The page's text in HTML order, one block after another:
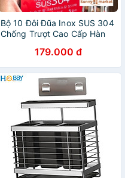
Bộ 10 Đôi Đũa Inox SUS 304
Chống Trượt Cao Cấp Hàn
179.000 đ